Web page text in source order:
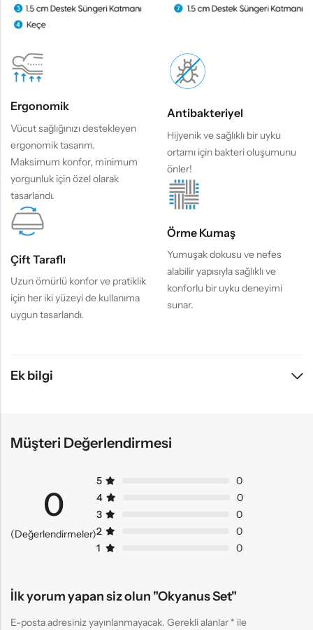
Ergonomik
Vücut sağlığınızı destekleyen
ergonomik tasarım.
Maksimum konfor, minimum
yorgunluk için özel olarak
tasarlandı.
Çift Taraflı
Uzun ömürlü konfor ve pratiklik
için her iki yüzeyi de kullanıma
uygun tasarlandı.
Antibakteriyel
Hijyenik ve sağlıklı bir uyku
ortamı için bakteri oluşumunu
önler!
Örme Kumaş
Yumuşak dokusu ve nefes
alabilir yapısıyla sağlıklı ve
konforlu bir uyku deneyimi
sunar.
Ek bilgi
Müşteri Değerlendirmesi
0
(Değerlendirmeler)
5
0
4
0
3
0
2
0
1
0
İlk yorum yapan siz olun "Okyanus Set"
E-posta adresiniz yayınlanmayacak. Gerekli alanlar * ile